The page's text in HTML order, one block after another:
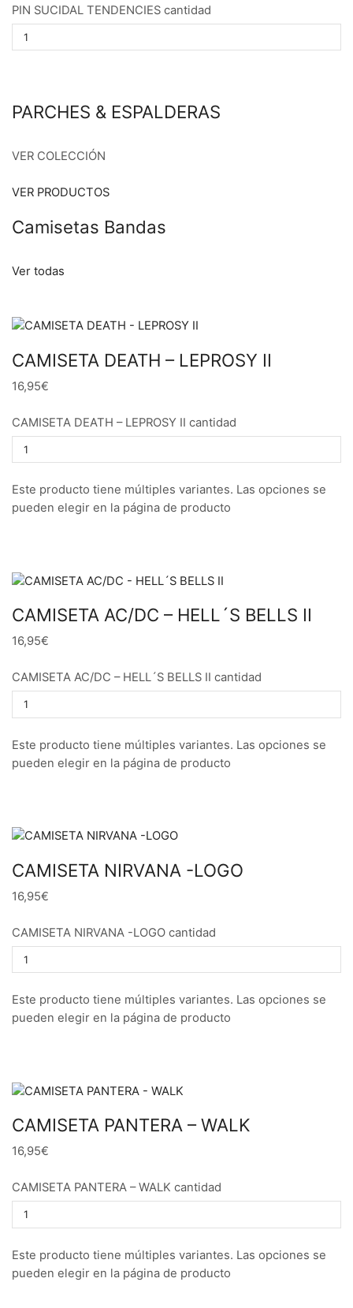
PIN SUCIDAL TENDENCIES cantidad
PARCHES & ESPALDERAS
VER COLECCIÓN
VER PRODUCTOS
Camisetas Bandas
Ver todas
CAMISETA DEATH – LEPROSY II
16,95€
CAMISETA DEATH – LEPROSY II cantidad
Este producto tiene múltiples variantes. Las opciones se
pueden elegir en la página de producto
CAMISETA AC/DC – HELL´S BELLS II
16,95€
CAMISETA AC/DC – HELL´S BELLS II cantidad
Este producto tiene múltiples variantes. Las opciones se
pueden elegir en la página de producto
CAMISETA NIRVANA -LOGO
16,95€
CAMISETA NIRVANA -LOGO cantidad
Este producto tiene múltiples variantes. Las opciones se
pueden elegir en la página de producto
CAMISETA PANTERA – WALK
16,95€
CAMISETA PANTERA – WALK cantidad
Este producto tiene múltiples variantes. Las opciones se
pueden elegir en la página de producto